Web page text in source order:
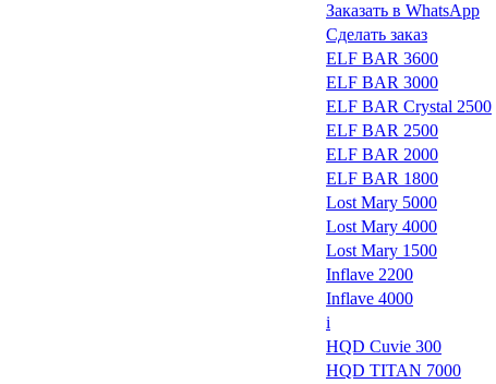
Заказать в WhatsApp
Сделать заказ
ELF BAR 3600
ELF BAR 3000
ELF BAR Crystal 2500
ELF BAR 2500
ELF BAR 2000
ELF BAR 1800
Lost Mary 5000
Lost Mary 4000
Lost Mary 1500
Inflave 2200
Inflave 4000
i
HQD Cuvie 300
HQD TITAN 7000